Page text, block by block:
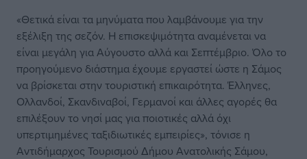
«Θετικά είναι τα μηνύματα που λαμβάνουμε για την
εξέλιξη της σεζόν. Η επισκεψιμότητα αναμένεται να
είναι μεγάλη για Αύγουστο αλλά και Σεπτέμβριο. Όλο το
προηγούμενο διάστημα έχουμε εργαστεί ώστε η Σάμος
να βρίσκεται στην τουριστική επικαιρότητα. Έλληνες,
Ολλανδοί, Σκανδιναβοί, Γερμανοί και άλλες αγορές θα
επιλέξουν το νησί μας για ποιοτικές αλλά όχι
υπερτιμημένες ταξιδιωτικές εμπειρίες», τόνισε η
Αντιδήμαρχος Τουρισμού Δήμου Ανατολικής Σάμου,